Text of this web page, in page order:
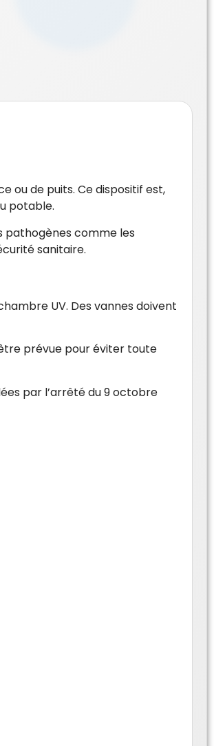
ou de puits. Ce dispositif est,
potable.
pathogènes comme les
sanitaire.
UV. Des vannes doivent
prévue pour éviter toute
par l’arrêté du 9 octobre